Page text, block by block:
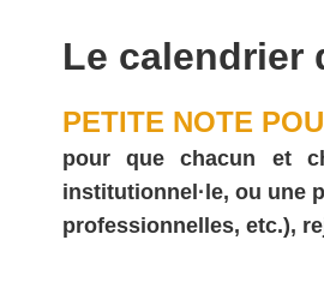
Le calendrier
PETITE NOTE
pour que chacun et
institutionnel·le, ou une
professionnelles, etc.),